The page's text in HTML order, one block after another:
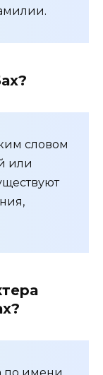
словом
или